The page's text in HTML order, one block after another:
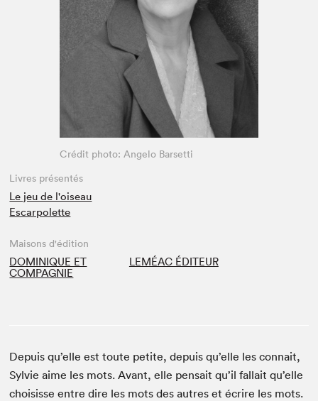
Espace médias
Crédit photo: Angelo Barsetti
Livres présentés
Le jeu de l'oiseau
Escarpolette
Maisons d'édition
DOMINIQUE ET
COMPAGNIE
LEMÉAC ÉDITEUR
Depuis qu’elle est toute petite, depuis qu’elle les connait,
Sylvie aime les mots. Avant, elle pensait qu’il fallait qu’elle
choisisse entre dire les mots des autres et écrire les mots.